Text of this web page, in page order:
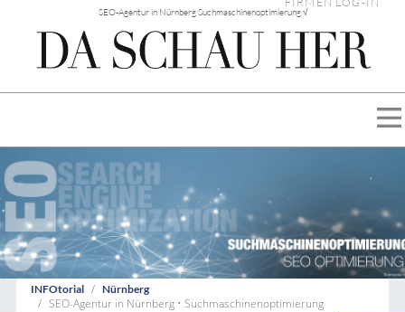
SEO-Agentur in Nürnberg Suchmaschinenoptimierung √
INFOtorial Nürnberg
SEO-Agentur in Nürnberg • Suchmaschinenoptimierung